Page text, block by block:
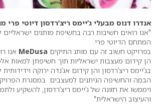
אנדרו דנוס מבעלי ג’יימס ריצ’רדסון דיוטי פרי
"אנו רואים חשיבות רבה בחשיפת מותגים
המתחם הדיוטי פרי.
בפרויקט חשוב זה עם מותג התיקים MeDusa אנו
הן קידום מעצבות ישראליות תוך חשיפתן למאות
בג’יימס ריצ’רדסון והן קידום אג’נדה ירוקה
הבמה והחשיפה הניתנים למעצבים במסגרת
ויממשו את חזונה של ג’יימס ריצ’רדסון, להשקיע
והעיצוב הישראלית".